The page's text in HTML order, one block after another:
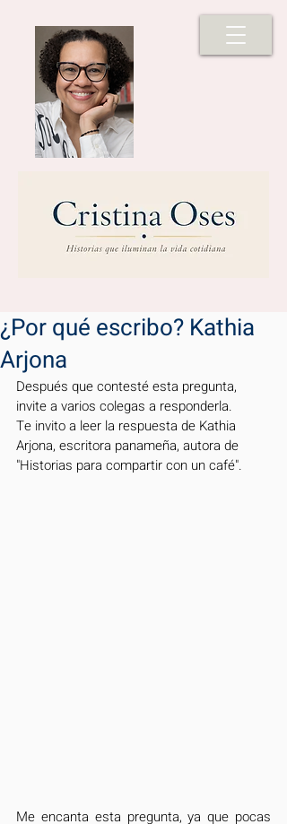
¿Por qué escribo? Kathia
Arjona
Después que contesté esta pregunta,
invite a varios colegas a responderla.
Te invito a leer la respuesta de Kathia
Arjona, escritora panameña, autora de
"Historias para compartir con un café".
Me encanta esta pregunta, ya que pocas